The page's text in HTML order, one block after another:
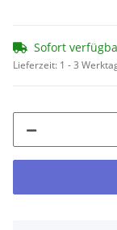
Sofort
Lieferzeit: 1 - 3